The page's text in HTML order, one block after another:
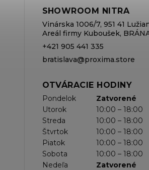
SHOWROOM NITRA
Vinárska 1006/7, 951 41
Areál firmy Kuboušek,
+421 905 441 335
bratislava@proxima.store
OTVÁRACIE HODINY
Pondelok
Zatvorené
Utorok
10:00 – 18:00
Streda
10:00 – 18:00
Štvrtok
10:00 – 18:00
Piatok
10:00 – 18:00
Sobota
10:00 – 18:00
Nedeľa
Zatvorené